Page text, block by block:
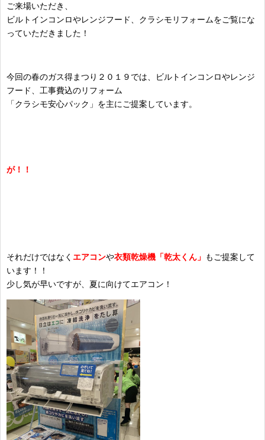
ご来場いただき、
ビルトインコンロやレンジフード、クラシモリフォームをご覧にな
っていただきました！
今回の春のガス得まつり２０１９では、ビルトインコンロやレンジ
フード、工事費込のリフォーム
「クラシモ安心パック」を主にご提案しています。
が！！
それだけではなく エアコンや衣類乾燥機「乾太くん」 もご提案して
います！！
少し気が早いですが、夏に向けてエアコン！